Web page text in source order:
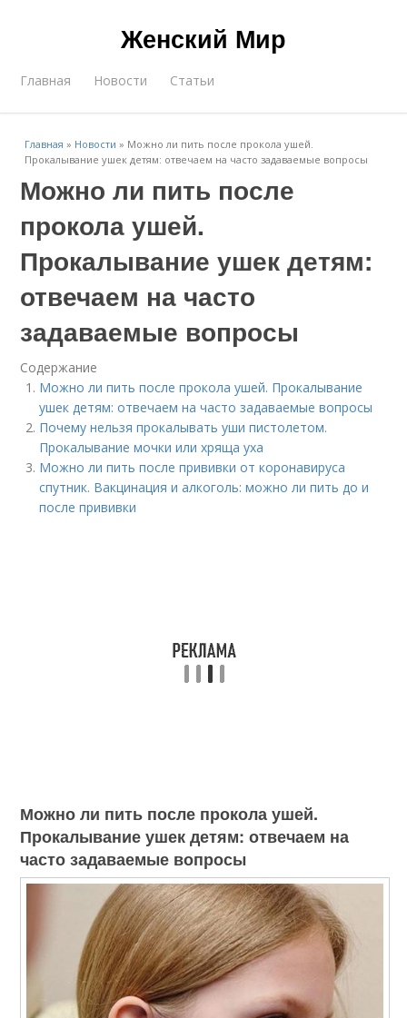
Женский Мир
Главная Новости Статьи
Главная » Новости » Можно ли пить после прокола ушей.
Прокалывание ушек детям: отвечаем на часто задаваемые вопросы
Можно ли пить после
прокола ушей.
Прокалывание ушек детям:
отвечаем на часто
задаваемые вопросы
Содержание
Можно ли пить после прокола ушей. Прокалывание
ушек детям: отвечаем на часто задаваемые вопросы
Почему нельзя прокалывать уши пистолетом.
Прокалывание мочки или хряща уха
Можно ли пить после прививки от коронавируса
спутник. Вакцинация и алкоголь: можно ли пить до и
после прививки
Можно ли пить после прокола ушей.
Прокалывание ушек детям: отвечаем на
часто задаваемые вопросы